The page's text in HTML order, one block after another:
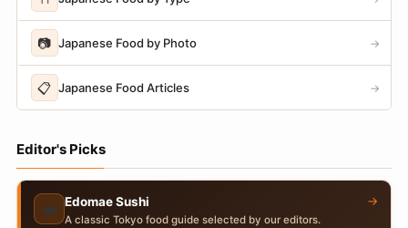
📷 Japanese Food by Photo →
📋 Japanese Food Articles →
Editor's Picks
🍣 Edomae Sushi
A classic Tokyo food guide selected by our editors.
→